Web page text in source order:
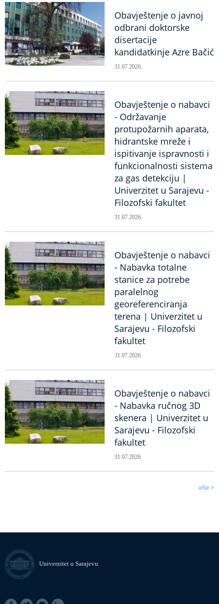
Obavještenje o javnoj
odbrani doktorske
disertacije
kandidatkinje Azre Bačić
31.07.2026.
Obavještenje o nabavci
- Održavanje
protupožarnih aparata,
hidrantske mreže i
ispitivanje ispravnosti i
funkcionalnosti sistema
za gas detekciju |
Univerzitet u Sarajevu -
Filozofski fakultet
31.07.2026.
Obavještenje o nabavci
- Nabavka totalne
stanice za potrebe
paralelnog
georeferenciranja
terena | Univerzitet u
Sarajevu - Filozofski
fakultet
31.07.2026.
Obavještenje o nabavci
- Nabavka ručnog 3D
skenera | Univerzitet u
Sarajevu - Filozofski
fakultet
31.07.2026.
više >
Univerzitet u Sarajevu
SOCIAL